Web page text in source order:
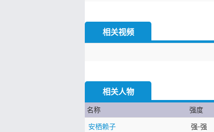
相关视频
相关人物
名称 强度
安栖赖子
强-强